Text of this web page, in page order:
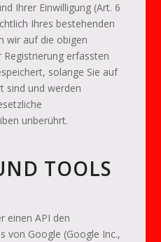
Ihrer Einwilligung (Art. 6
Ihres bestehenden
wir auf die obigen
erfassten
solange Sie auf
sind und werden
unberührt.
TOOLS
einen API den
von Google (Google Inc.,